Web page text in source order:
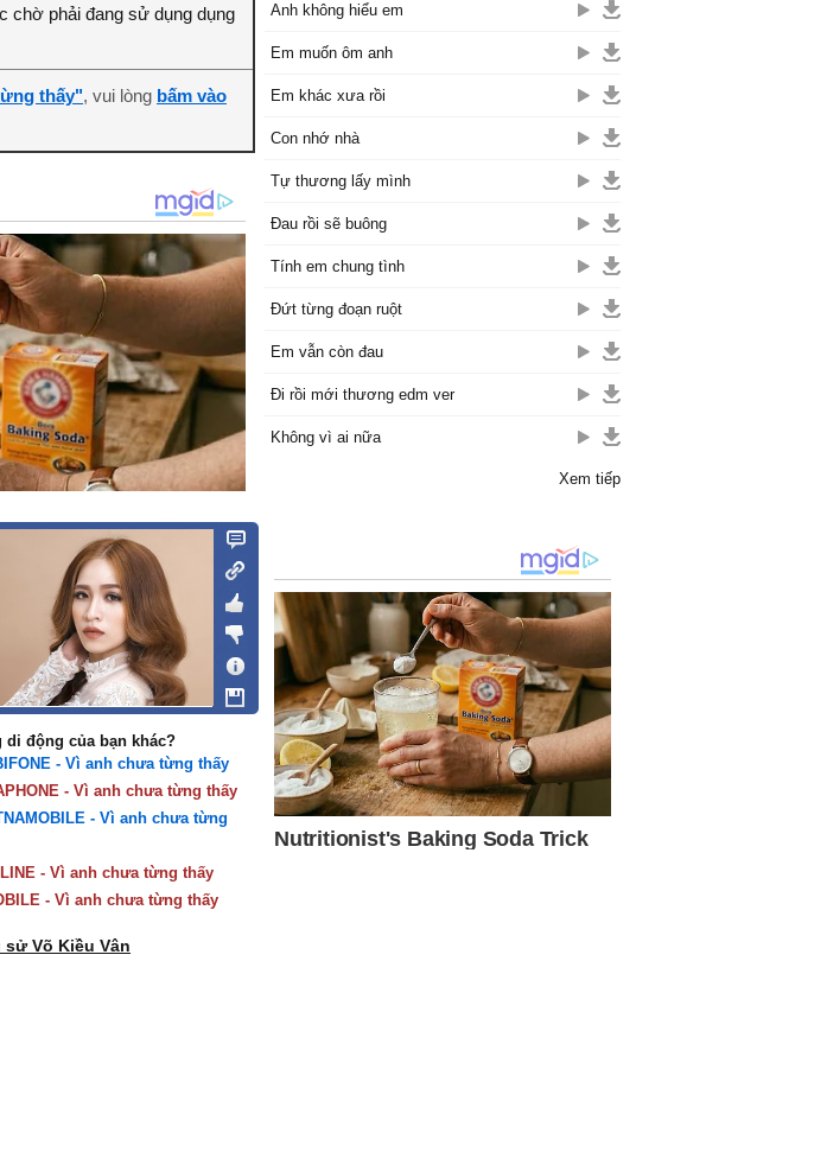
chờ phải đang sử dụng dụng
thấy", vui lòng bấm vào
di động của bạn khác?
- Vì anh chưa từng thấy
- Vì anh chưa từng thấy
- Vì anh chưa từng
- Vì anh chưa từng thấy
- Vì anh chưa từng thấy
sử Võ Kiều Vân
Anh không hiểu em
Em muốn ôm anh
Em khác xưa rồi
Con nhớ nhà
Tự thương lấy mình
Đau rồi sẽ buông
Tính em chung tình
Đứt từng đoạn ruột
Em vẫn còn đau
Đi rồi mới thương edm ver
Không vì ai nữa
Xem tiếp